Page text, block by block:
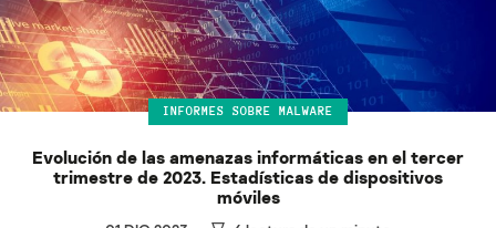
INFORMES SOBRE MALWARE
Evolución de las amenazas informáticas en el tercer
trimestre de 2023. Estadísticas de dispositivos
móviles